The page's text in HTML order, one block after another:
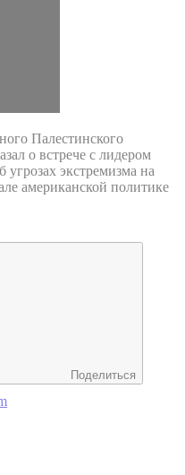
Палестинского
о встрече с лидером
экстремизма на
американской политике
Поделиться